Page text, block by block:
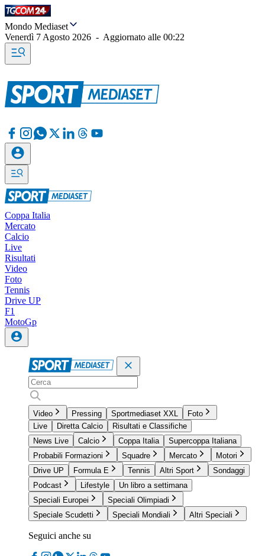
Mondo Mediaset
Venerdì 7 Agosto 2026 - Aggiornato alle 00:22
Coppa Italia
Mercato
Calcio
Live
Risultati
Video
Foto
Tennis
Drive UP
F1
MotoGp
Video Pressing Sportmediaset XXL
Foto
Live
Diretta Calcio
Risultati e Classifiche
News Live
Calcio Coppa Italia
Supercoppa Italiana
Probabili Formazioni
Squadre Mercato
Motori
Drive UP
Formula E Tennis Altri Sport
Sondaggi
Podcast
Lifestyle
Un libro a settimana
Speciali Europei
Speciali Olimpiadi
Speciale Scudetti
Speciali Mondiali Altri Speciali
Seguici anche su